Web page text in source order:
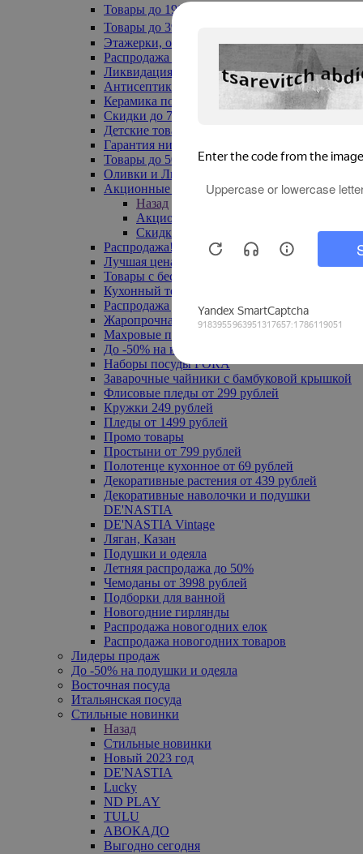
Товары до 199₽
Товары до 399₽
Этажерки, обувницы
Распродажа текстиля до -50%
Ликвидация до -70%
Антисептики
Керамика по 129 руб
Скидки до 70%
Детские товары
Гарантия низкой цены
Товары до 500 руб
Оливки и Лимоны
Акционные товары
Назад
Акционные товары
Скидка 20% по промокоду
Распродажа! Ульяновск до -70%
Лучшая цена
Товары с бесплатной доставкой
Кухонный текстиль
Распродажа до -50%
Жаропрочная посуда
Махровые полотенца
До -50% на ковры
Наборы посуды FORA
Заварочные чайники с бамбуковой крышкой
Флисовые пледы от 299 рублей
Кружки 249 рублей
Пледы от 1499 рублей
Промо товары
Простыни от 799 рублей
Полотенце кухонное от 69 рублей
Декоративные растения от 439 рублей
Декоративные наволочки и подушки
DE'NASTIA
DE'NASTIA Vintage
Ляган, Казан
Подушки и одеяла
Летняя распродажа до 50%
Чемоданы от 3998 рублей
Подборки для ванной
Новогодние гирлянды
Распродажа новогодних елок
Распродажа новогодних товаров
Лидеры продаж
До -50% на подушки и одеяла
Восточная посуда
Итальянская посуда
Стильные новинки
Назад
Стильные новинки
Новый 2023 год
DE'NASTIA
Lucky
ND PLAY
TULU
АВОКАДО
Выгодно сегодня